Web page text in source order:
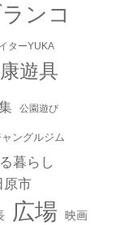
ンコ
ターYUKA
遊具
公園遊び
ャングルジム
暮らし
原市
広場 映画